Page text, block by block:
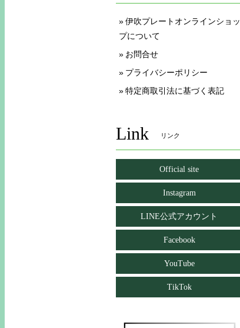
伊吹プレートオンラインショッ
プについて
お問合せ
プライバシーポリシー
特定商取引法に基づく表記
Link リンク
Official site
Instagram
LINE公式アカウント
Facebook
YouTube
TikTok